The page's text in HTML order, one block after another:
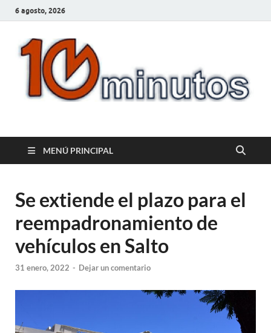
6 agosto, 2026
10minutos.com.uy
MENÚ PRINCIPAL
Se extiende el plazo para el
reempadronamiento de
vehículos en Salto
31 enero, 2022 - Dejar un comentario